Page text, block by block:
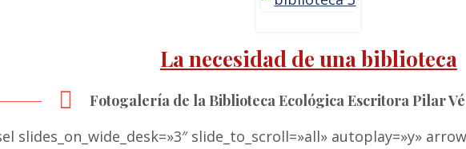
La necesidad de una biblioteca
Fotogalería de la Biblioteca Ecológica Escritora Pilar
slides_on_wide_desk=»3″ slide_to_scroll=»all» autoplay=»y»